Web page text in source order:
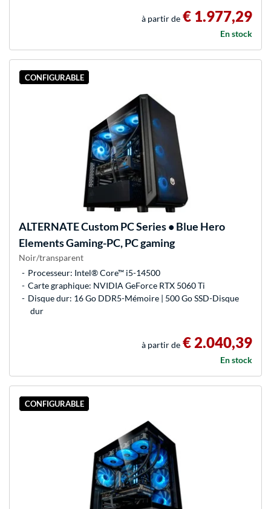
à partir de € 1.977,29
En stock
CONFIGURABLE
ALTERNATECustom PC Series • Blue Hero
Elements Gaming-PC, PC gaming
Noir/transparent
Processeur: Intel® Core™ i5-14500
Carte graphique: NVIDIA GeForce RTX 5060 Ti
Disque dur: 16 Go DDR5-Mémoire | 500 Go SSD-Disque
dur
à partir de € 2.040,39
En stock
CONFIGURABLE